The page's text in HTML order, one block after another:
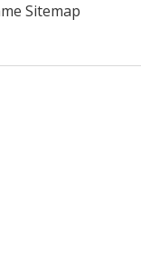
Sitemap